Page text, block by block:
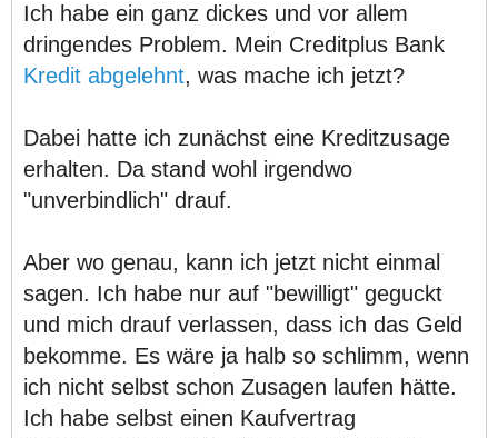
Ich habe ein ganz dickes und vor allem
dringendes Problem. Mein Creditplus Bank
Kredit abgelehnt, was mache ich jetzt?
Dabei hatte ich zunächst eine Kreditzusage
erhalten. Da stand wohl irgendwo
"unverbindlich" drauf.
Aber wo genau, kann ich jetzt nicht einmal
sagen. Ich habe nur auf "bewilligt" geguckt
und mich drauf verlassen, dass ich das Geld
bekomme. Es wäre ja halb so schlimm, wenn
ich nicht selbst schon Zusagen laufen hätte.
Ich habe selbst einen Kaufvertrag